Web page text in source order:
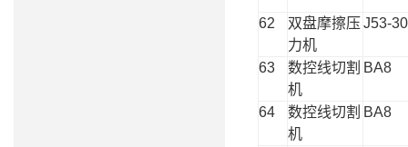
62
双盘摩擦压
力机
J53-
63
数控线切割
机
BA8
64
数控线切割
机
BA8